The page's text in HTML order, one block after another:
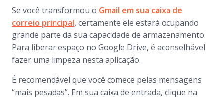
Se você transformou o Gmail em sua caixa de
correio principal, certamente ele estará ocupando
grande parte da sua capacidade de armazenamento.
Para liberar espaço no Google Drive, é aconselhável
fazer uma limpeza nesta aplicação.
É recomendável que você comece pelas mensagens
“mais pesadas”. Em sua caixa de entrada, clique na